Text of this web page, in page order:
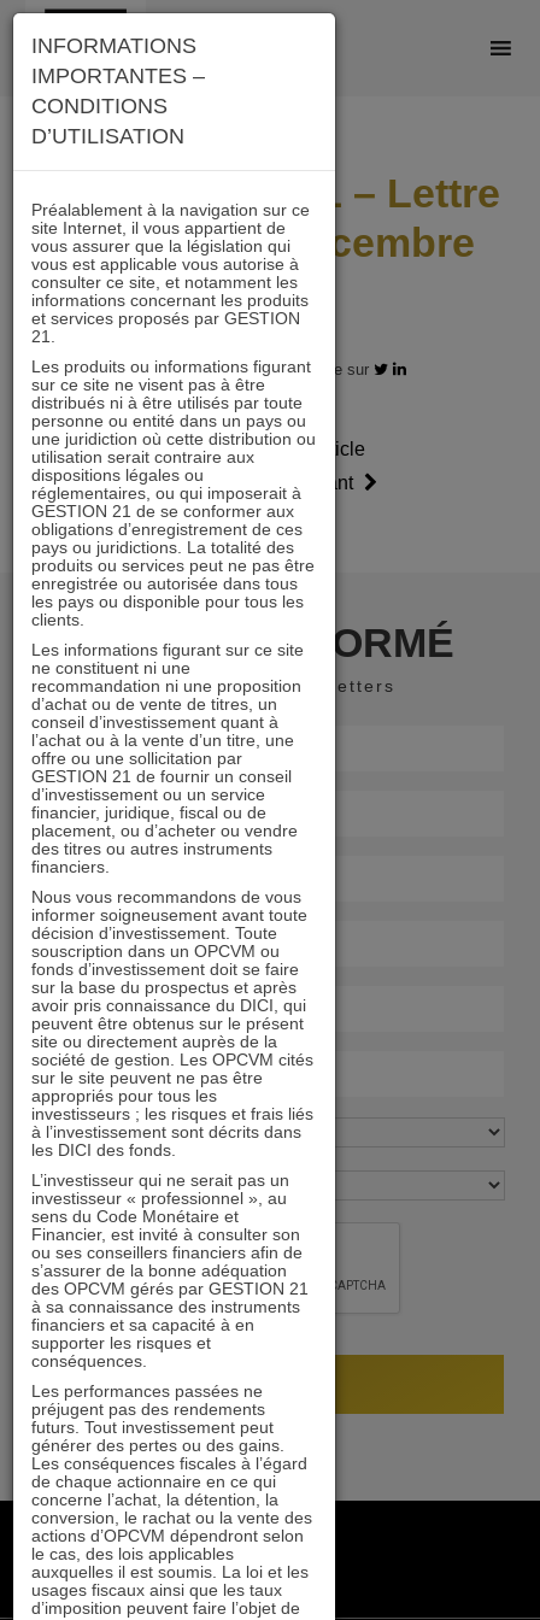
Skip
content
IMMOBILIER 21 – Lettre
mensuelle Décembre
2019
09.12.2019 - Partagez l'article sur
Article
précédent
Article
suivant
RESTER INFORMÉ
Recevoir nos newsletters
+33 1 84 79 90 24
gestion21@gestion21.fr
8 rue Volney, 75002 Paris
INFORMATIONS
IMPORTANTES –
CONDITIONS
D’UTILISATION
Préalablement à la navigation sur ce
site Internet, il vous appartient de
vous assurer que la législation qui
vous est applicable vous autorise à
consulter ce site, et notamment les
informations concernant les produits
et services proposés par GESTION
21.
Les produits ou informations figurant
sur ce site ne visent pas à être
distribués ni à être utilisés par toute
personne ou entité dans un pays ou
une juridiction où cette distribution ou
utilisation serait contraire aux
dispositions légales ou
réglementaires, ou qui imposerait à
GESTION 21 de se conformer aux
obligations d’enregistrement de ces
pays ou juridictions. La totalité des
produits ou services peut ne pas être
enregistrée ou autorisée dans tous
les pays ou disponible pour tous les
clients.
Les informations figurant sur ce site
ne constituent ni une
recommandation ni une proposition
d’achat ou de vente de titres, un
conseil d’investissement quant à
l’achat ou à la vente d’un titre, une
offre ou une sollicitation par
GESTION 21 de fournir un conseil
d’investissement ou un service
financier, juridique, fiscal ou de
placement, ou d’acheter ou vendre
des titres ou autres instruments
financiers.
Nous vous recommandons de vous
informer soigneusement avant toute
décision d’investissement. Toute
souscription dans un OPCVM ou
fonds d’investissement doit se faire
sur la base du prospectus et après
avoir pris connaissance du DICI, qui
peuvent être obtenus sur le présent
site ou directement auprès de la
société de gestion. Les OPCVM cités
sur le site peuvent ne pas être
appropriés pour tous les
investisseurs ; les risques et frais liés
à l’investissement sont décrits dans
les DICI des fonds.
L’investisseur qui ne serait pas un
investisseur « professionnel », au
sens du Code Monétaire et
Financier, est invité à consulter son
ou ses conseillers financiers afin de
s’assurer de la bonne adéquation
des OPCVM gérés par GESTION 21
à sa connaissance des instruments
financiers et sa capacité à en
supporter les risques et
conséquences.
Les performances passées ne
préjugent pas des rendements
futurs. Tout investissement peut
générer des pertes ou des gains.
Les conséquences fiscales à l’égard
de chaque actionnaire en ce qui
concerne l’achat, la détention, la
conversion, le rachat ou la vente des
actions d’OPCVM dépendront selon
le cas, des lois applicables
auxquelles il est soumis. La loi et les
usages fiscaux ainsi que les taux
d’imposition peuvent faire l’objet de